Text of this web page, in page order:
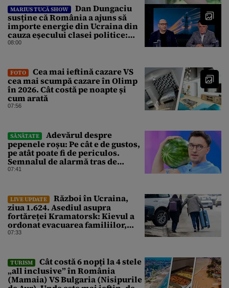
MARIUS TUCĂ SHOW
Dan Dungaciu
susține că România a ajuns să
importe energie din Ucraina din
cauza eșecului clasei politice:
Este bilanțul politic al ultimilor
08:00
FOTO
Cea mai ieftină cazare VS
cea mai scumpă cazare în Olimp
în 2026. Cât costă pe noapte și
cum arată
07:56
SĂNĂTATE
Adevărul despre
pepenele roșu: Pe cât e de gustos,
pe atât poate fi de periculos.
Semnalul de alarmă tras de
doctorul Mihail Pautov
07:41
LIVE UPDATE
Război în Ucraina,
ziua 1.624. Asediul asupra
fortăreței Kramatorsk: Kievul a
ordonat evacuarea familiilor,
rușii sunt la 20 de km de oraș
07:33
TURISM
Cât costă 6 nopți la 4 stele
„all inclusive” în România
(Mamaia) VS Bulgaria (Nisipurile